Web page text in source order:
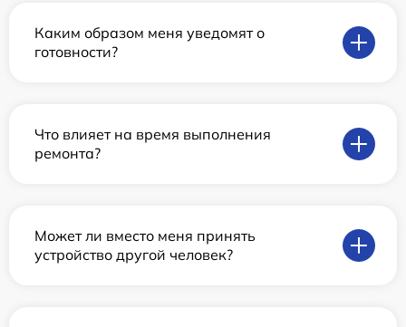
Каким образом меня уведомят о
готовности?
Что влияет на время выполнения
ремонта?
Может ли вместо меня принять
устройство другой человек?